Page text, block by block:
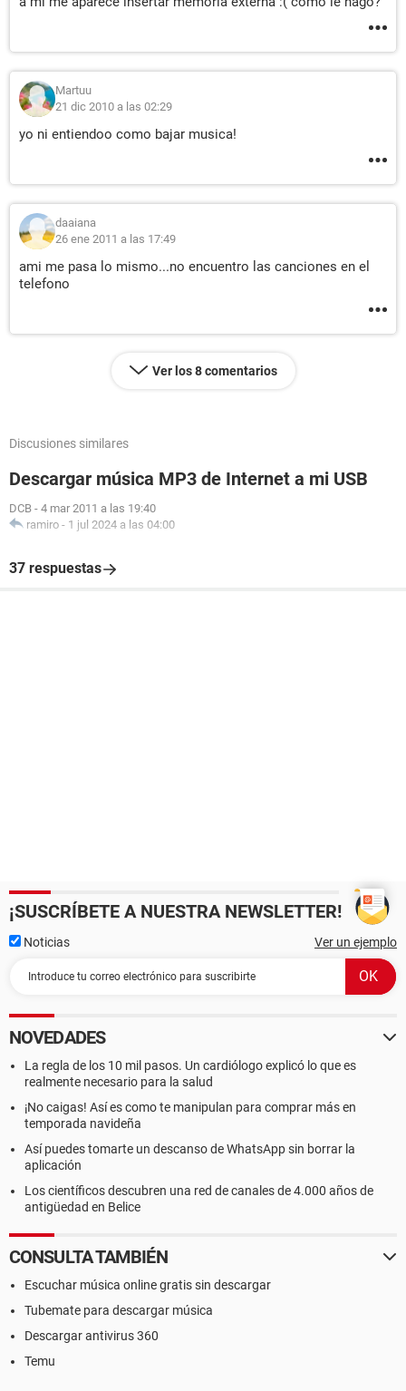
Martuu
21 dic 2010 a las 02:29
yo ni entiendoo como bajar musica!
daaiana
26 ene 2011 a las 17:49
ami me pasa lo mismo...no encuentro las canciones en el
telefono
Ver los 8 comentarios
Discusiones similares
Descargar música MP3 de Internet a mi USB
DCB - 4 mar 2011 a las 19:40
ramiro - 1 jul 2024 a las 04:00
37 respuestas
¡SUSCRÍBETE A NUESTRA NEWSLETTER!
Noticias Ver un ejemplo
NOVEDADES
La regla de los 10 mil pasos. Un cardiólogo explicó lo que es
realmente necesario para la salud
¡No caigas! Así es como te manipulan para comprar más en
temporada navideña
Así puedes tomarte un descanso de WhatsApp sin borrar la
aplicación
Los científicos descubren una red de canales de 4.000 años de
antigüedad en Belice
CONSULTA TAMBIÉN
Escuchar música online gratis sin descargar
Tubemate para descargar música
Descargar antivirus 360
Temu